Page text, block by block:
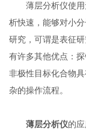
薄层分析仪使用
析快速，能够对小
研究，可谓是表征
有许多其他优点：
非极性目标化合物
杂的操作流程。
薄层分析仪的应